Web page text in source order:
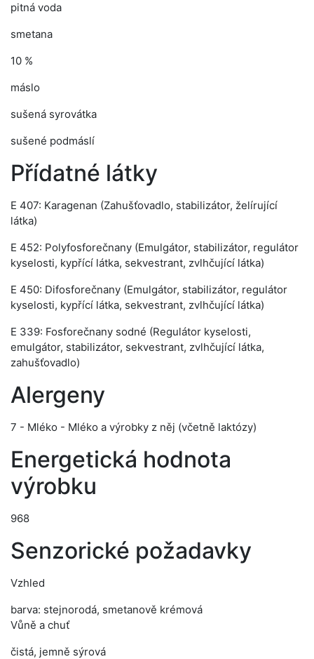
pitná voda
smetana
10 %
máslo
sušená syrovátka
sušené podmáslí
Přídatné látky
E 407: Karagenan (Zahušťovadlo, stabilizátor, želírující
látka)
E 452: Polyfosforečnany (Emulgátor, stabilizátor, regulátor
kyselosti, kypřící látka, sekvestrant, zvlhčující látka)
E 450: Difosforečnany (Emulgátor, stabilizátor, regulátor
kyselosti, kypřící látka, sekvestrant, zvlhčující látka)
E 339: Fosforečnany sodné (Regulátor kyselosti,
emulgátor, stabilizátor, sekvestrant, zvlhčující látka,
zahušťovadlo)
Alergeny
7 - Mléko - Mléko a výrobky z něj (včetně laktózy)
Energetická hodnota
výrobku
968
Senzorické požadavky
Vzhled
barva: stejnorodá, smetanově krémová
Vůně a chuť
čistá, jemně sýrová